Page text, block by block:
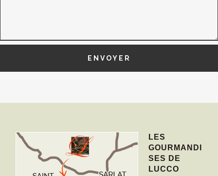
ENVOYER
LES
GOURMANDI
SES DE
LUCCO